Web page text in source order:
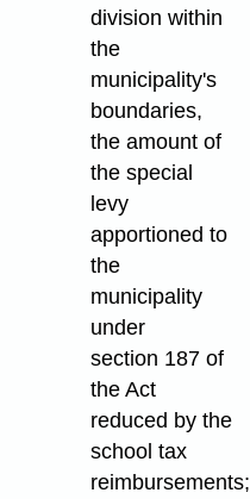
division within
the
municipality's
boundaries,
the amount of
the special
levy
apportioned to
the
municipality
under
section 187 of
the Act
reduced by the
school tax
reimbursements;